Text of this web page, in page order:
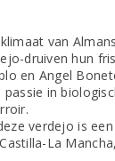
van
druiven hun
en Angel
in
verdejo is
La